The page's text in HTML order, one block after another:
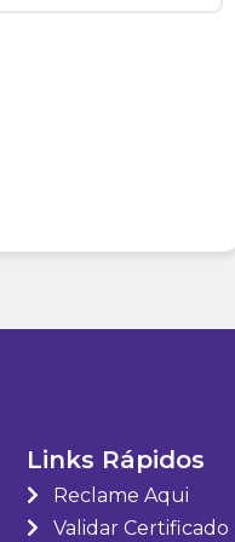
Links Rápidos
Reclame Aqui
Validar Certificado